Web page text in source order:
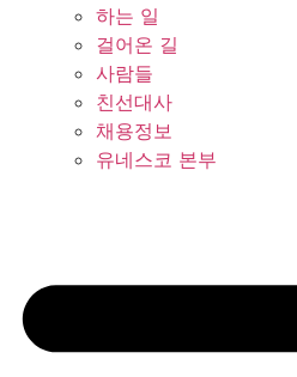
하는 일
걸어온 길
사람들
친선대사
채용정보
유네스코 본부